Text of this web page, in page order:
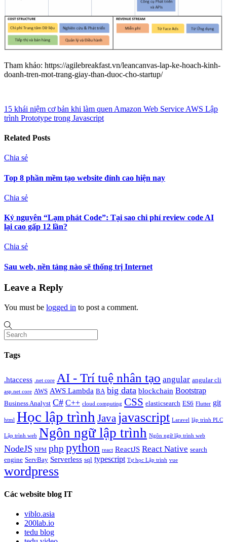
Tham khảo: https://agilebreakfast.vn/leancanvas-lap-ke-hoach-kinh-
doanh-tren-mot-trang-giay-than-duoc-cho-startup/
15 khái niệm cơ bản khi làm quen Amazon Web Service AWS Lập
trình Prototype trong Javascript
Related Posts
Chia sẻ
Top 8 phần mềm tạo website đỉnh cao hiện nay
Chia sẻ
Kỷ nguyên “Lạm phát Code”: Tại sao chi phí review code AI
lại cao gấp 12 lần?
Chia sẻ
Sau web, nền tảng nào sẽ thống trị Internet
Leave a Reply
You must be logged in to post a comment.
Tags
.htaccess .net core AI - Trí tuệ nhân tạo angular angular cli
asp.net core AWS AWS Lambda BA big data blockchain Bootstrap
Business Analyst C# C++ cloud computing CSS elasticsearch ES6 Flutter git
html Học lập trình Java javascript Laravel lập trình PLC
Lập trình web Ngôn ngữ lập trình Ngôn ngữ lập trình web
NodeJS NPM php python react ReactJS React Native search
engine ServBay Serverless sql typescript Tự học Lập trình vue
wordpress
Các website blog IT
viblo.asia
200lab.io
tedu blog